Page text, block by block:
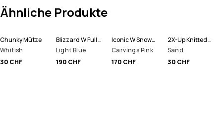
Ähnliche Produkte
Chunky Mütze
Whitish
30 CHF
Blizzard W Full Zip Snowboardjacke Damen
Light Blue
190 CHF
Iconic W Snowboardhose Damen
Carvings Pink
170 CHF
2X-Up Knitted Schlauchtuch
Sand
30 CHF